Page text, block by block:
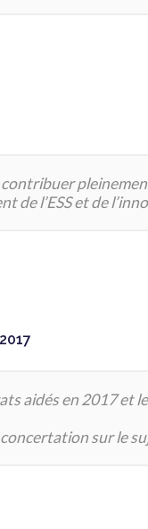
l’ESS et de
aidés en 2017 et
sur le